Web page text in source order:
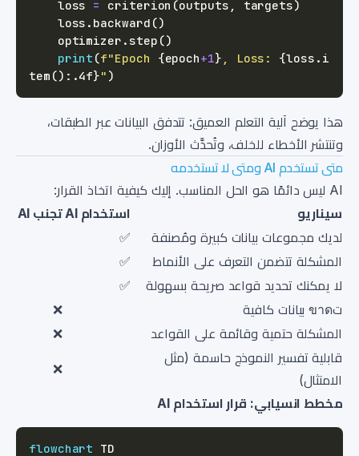
    loss
= criterion (outputs , targets)
    loss
. backward ()
    optimizer
. step ()
print (f"Epoch {epoch+1} , Loss: {loss . i
tem () : .4f}" )
هذا يوضح آلية التعلم العميق: تتدفق البيانات عبر الطبقات،
وتنتشر الأخطاء للخلف، وتُحدَّث الأوزان.
متى تستخدم AI ومتى لا تستخدمه
AI ليس دائمًا هو الحل المناسب. إليك كيفية اتخاذ القرار:
سيناريو
استخدام AI
تجنب AI
لديك مجموعات بيانات كبيرة ومُصنفة
✅
المشكلة تتضمن التعرف على الأنماط
✅
لا يمكنك تحديد قواعد صريحة بسهولة
✅
تขาด بيانات كافية
❌
المشكلة حتمية وقائمة على القواعد
❌
قابلية تفسير النموذج حاسمة (مثل
الامتثال)
❌
مخطط انسيابي: قرار استخدام AI
flowchart